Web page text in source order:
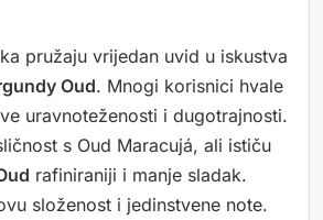
pružaju vrijedan uvid u iskustva
Oud. Mnogi korisnici hvale
uravnoteženosti i dugotrajnosti.
s Oud Maracujá, ali ističu
rafiniraniji i manje sladak.
složenost i jedinstvene note.